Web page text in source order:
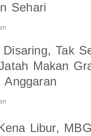
Sehari
Tak
Makan
Anggaran
Libur,